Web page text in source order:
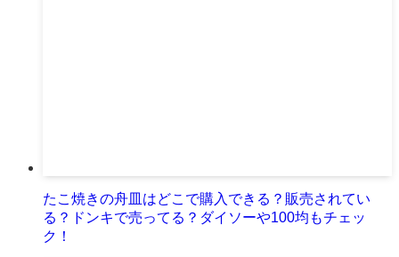
たこ焼きの舟皿はどこで購入できる？販売されてい
る？ドンキで売ってる？ダイソーや100均もチェッ
ク！